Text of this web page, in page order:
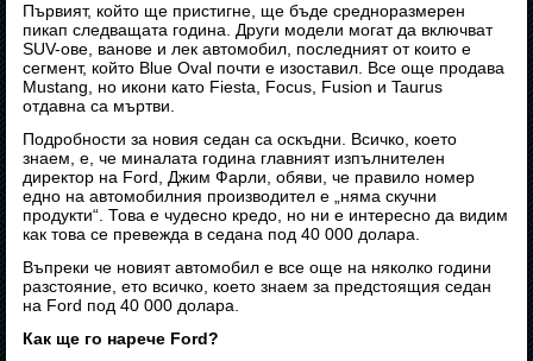
Първият, който ще пристигне, ще бъде средноразмерен
пикап следващата година. Други модели могат да включват
SUV-ове, ванове и лек автомобил, последният от които е
сегмент, който Blue Oval почти е изоставил. Все още продава
Mustang, но икони като Fiesta, Focus, Fusion и Taurus
отдавна са мъртви.
Подробности за новия седан са оскъдни. Всичко, което
знаем, е, че миналата година главният изпълнителен
директор на Ford, Джим Фарли, обяви, че правило номер
едно на автомобилния производител е „няма скучни
продукти“. Това е чудесно кредо, но ни е интересно да видим
как това се превежда в седана под 40 000 долара.
Въпреки че новият автомобил е все още на няколко години
разстояние, ето всичко, което знаем за предстоящия седан
на Ford под 40 000 долара.
Как ще го нарече Ford?